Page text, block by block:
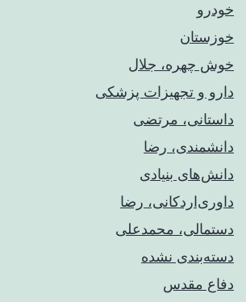
خودرو
خوزستان
خوش چهره، جلال
دارو و تجهیزات پزشکی
داستانی، مرتضی
دانشمندی، رضا
دانش‌های بنیادی
داوری‌اردکانی، رضا
دستمالی، محمدعلی
دسته‌بندی نشده
دفاع مقدس